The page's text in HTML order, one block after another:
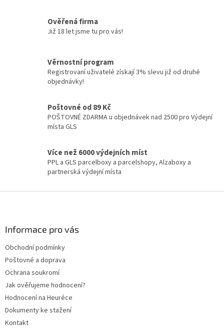
d
í
p
r
v
s
u
Ověřená firma
Již 18 let jsme tu pro vás!
Věrnostní program
Registrovaní uživatelé získají 3% slevu již od druhé
objednávky!
Poštovné od 89 Kč
POŠTOVNÉ ZDARMA u objednávek nad 2500 pro Výdejní
místa GLS
Více než 6000 výdejních míst
PPL a GLS parcelboxy a parcelshopy, Alzaboxy a
partnerská výdejní místa
Informace pro vás
Obchodní podmínky
Poštovné a doprava
Ochrana soukromí
Jak ověřujeme hodnocení?
Hodnocení na Heuréce
Dokumenty ke stažení
Kontakt